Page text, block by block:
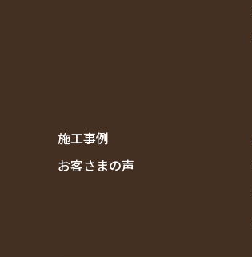
施工事例
お客さまの声